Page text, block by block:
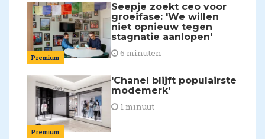
Premium
Seepje zoekt ceo voor
groeifase: 'We willen
niet opnieuw tegen
stagnatie aanlopen'
6 minuten
Premium
'Chanel blijft populairste
modemerk'
1 minuut